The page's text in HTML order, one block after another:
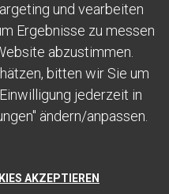
und vearbeiten
Ergebnisse zu messen
abzustimmen.
bitten wir Sie um
jederzeit in
ändern/anpassen.
AKZEPTIEREN